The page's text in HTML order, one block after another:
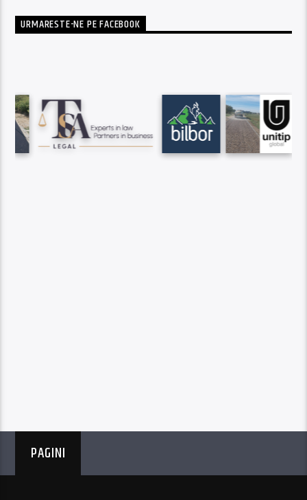
URMARESTE-NE PE FACEBOOK
PAGINI